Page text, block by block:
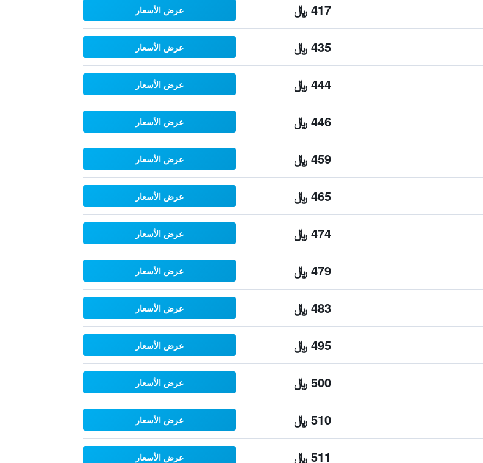
417 ﷼ عرض الأسعار
435 ﷼ عرض الأسعار
444 ﷼ عرض الأسعار
446 ﷼ عرض الأسعار
459 ﷼ عرض الأسعار
465 ﷼ عرض الأسعار
474 ﷼ عرض الأسعار
479 ﷼ عرض الأسعار
483 ﷼ عرض الأسعار
495 ﷼ عرض الأسعار
500 ﷼ عرض الأسعار
510 ﷼ عرض الأسعار
511 ﷼ عرض الأسعار